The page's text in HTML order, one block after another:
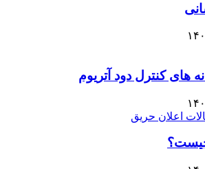
۰۸
های کنترل دود آتریوم
۰۴
اعلان حریق